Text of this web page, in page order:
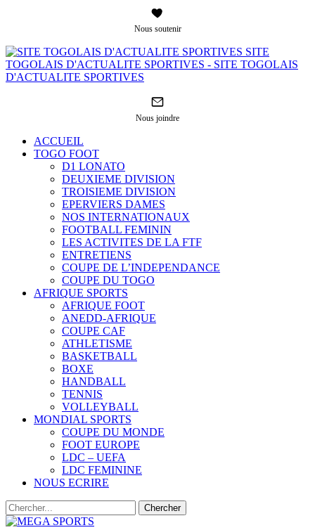
Nous soutenir
SITE
TOGOLAIS D'ACTUALITE SPORTIVES - SITE TOGOLAIS
D'ACTUALITE SPORTIVES
Nous joindre
ACCUEIL
TOGO FOOT
D1 LONATO
DEUXIEME DIVISION
TROISIEME DIVISION
EPERVIERS DAMES
NOS INTERNATIONAUX
FOOTBALL FEMININ
LES ACTIVITES DE LA FTF
ENTRETIENS
COUPE DE L’INDEPENDANCE
COUPE DU TOGO
AFRIQUE SPORTS
AFRIQUE FOOT
ANEDD-AFRIQUE
COUPE CAF
ATHLETISME
BASKETBALL
BOXE
HANDBALL
TENNIS
VOLLEYBALL
MONDIAL SPORTS
COUPE DU MONDE
FOOT EUROPE
LDC – UEFA
LDC FEMININE
NOUS ECRIRE